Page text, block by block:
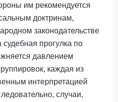
им рекомендуется
доктринам,
законодательстве
прогулка по
давлением
каждая из
интерпретацией
случаи,